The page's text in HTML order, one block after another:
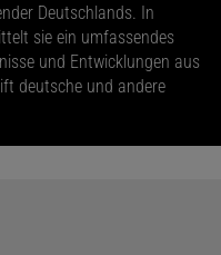
Deutschlands. In
sie ein umfassendes
und Entwicklungen aus
deutsche und andere